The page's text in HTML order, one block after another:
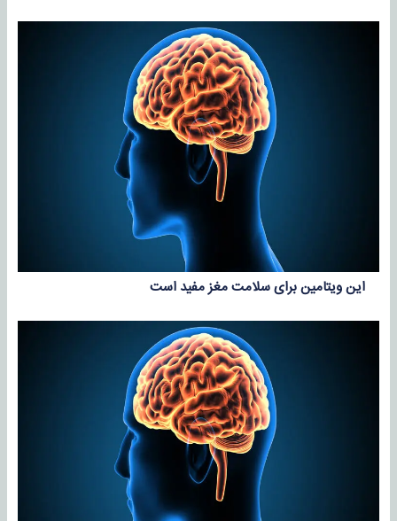
این ویتامین برای سلامت مغز مفید است